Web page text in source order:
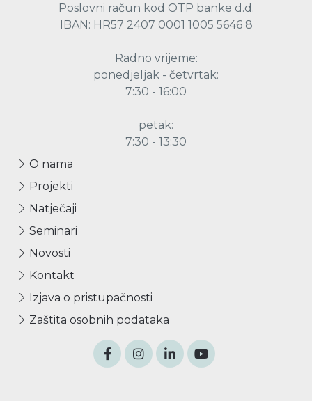
Poslovni račun kod OTP banke d.d.
IBAN: HR57 2407 0001 1005 5646 8
Radno vrijeme:
ponedjeljak - četvrtak:
7:30 - 16:00
petak:
7:30 - 13:30
O nama
Projekti
Natječaji
Seminari
Novosti
Kontakt
Izjava o pristupačnosti
Zaštita osobnih podataka